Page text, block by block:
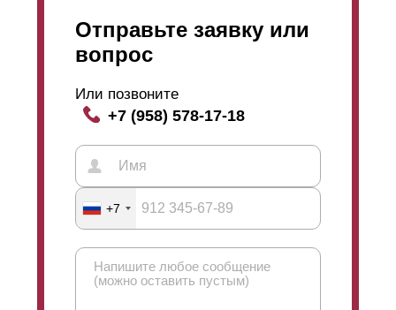
Отправьте заявку или
вопрос
Или позвоните
+7 (958) 578-17-18
+7